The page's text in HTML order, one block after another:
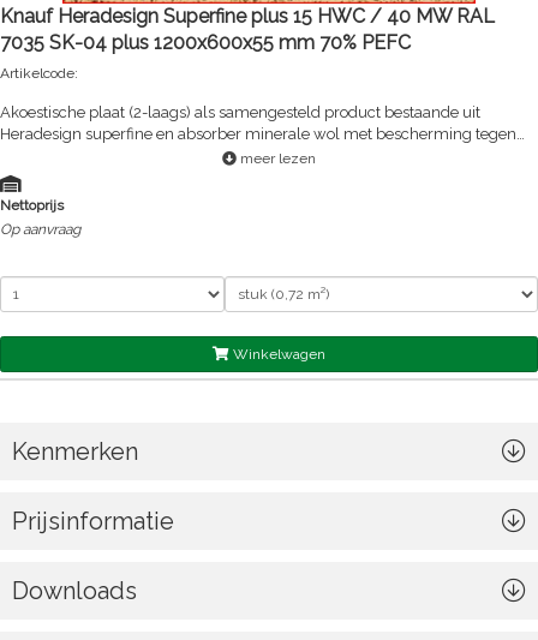
Knauf Heradesign Superfine plus 15 HWC / 40 MW RAL
7035 SK-04 plus 1200x600x55 mm 70% PEFC
Artikelcode:
Akoestische plaat (2-laags) als samengesteld product bestaande uit
Heradesign superfine en absorber minerale wol met bescherming tegen
meer lezen
Nettoprijs
Op aanvraag
Winkelwagen
Kenmerken
Prijsinformatie
Downloads